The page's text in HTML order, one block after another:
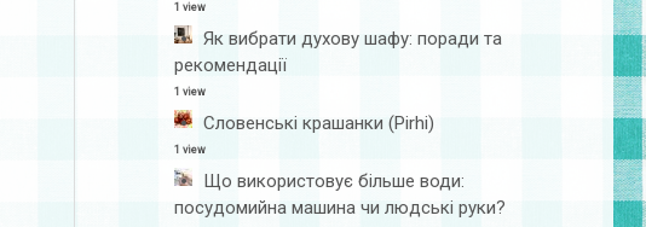
1 view
Як вибрати духову шафу: поради та
рекомендації
1 view
Словенські крашанки (Pirhi)
1 view
Що використовує більше води:
посудомийна машина чи людські руки?